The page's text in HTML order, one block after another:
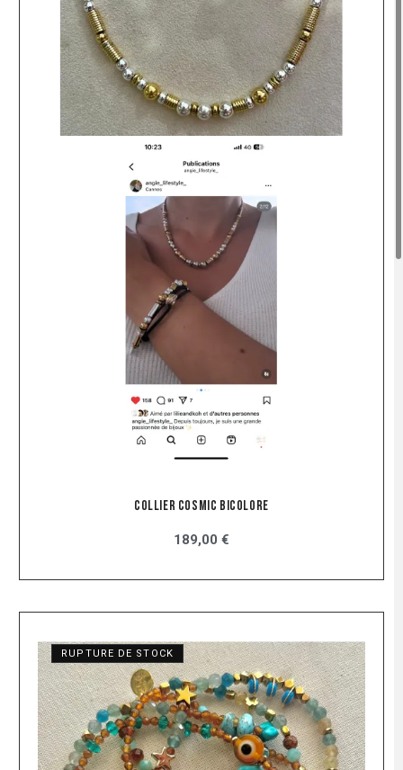
Collier Cosmic Bicolore
189,00 €
RUPTURE DE STOCK